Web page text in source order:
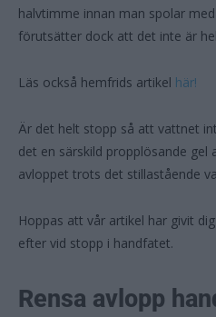
halvtimme innan man spolar
förutsätter dock att det inte är
Läs också hemfrids artikel här!
Är det helt stopp så att vattnet
det en särskild propplösande gel
avloppet trots det stillastående
Hoppas att vår artikel har givit
efter vid stopp i handfatet.
Rensa avlopp